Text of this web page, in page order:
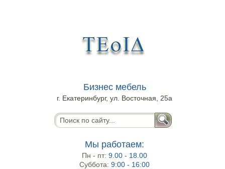
Бизнес мебель
г. Екатеринбург, ул. Восточная, 25а
Мы работаем:
Пн - пт:9.00 - 18.00
Суббота:9:00 - 16:00